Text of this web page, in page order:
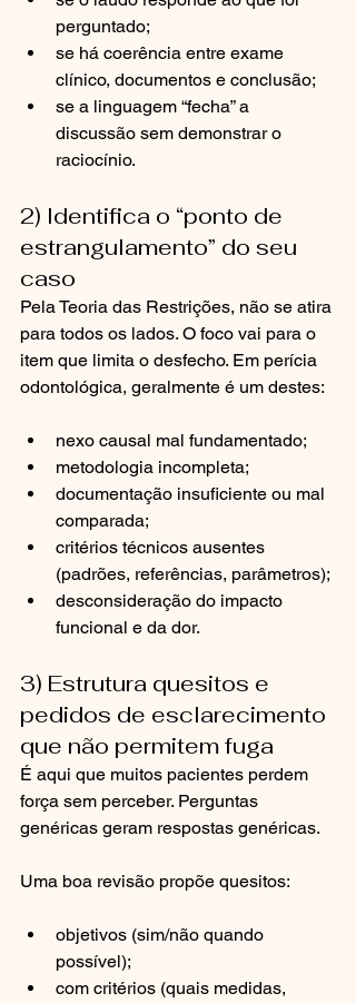
perguntado;
se há coerência entre exame
clínico, documentos e conclusão;
se a linguagem “fecha” a
discussão sem demonstrar o
raciocínio.
2) Identifica o “ponto de
estrangulamento” do seu
caso
Pela Teoria das Restrições, não se atira
para todos os lados. O foco vai para o
item que limita o desfecho. Em perícia
odontológica, geralmente é um destes:
nexo causal mal fundamentado;
metodologia incompleta;
documentação insuficiente ou mal
comparada;
critérios técnicos ausentes
(padrões, referências, parâmetros);
desconsideração do impacto
funcional e da dor.
3) Estrutura quesitos e
pedidos de esclarecimento
que não permitem fuga
É aqui que muitos pacientes perdem
força sem perceber. Perguntas
genéricas geram respostas genéricas.
Uma boa revisão propõe quesitos:
objetivos (sim/não quando
possível);
com critérios (quais medidas,